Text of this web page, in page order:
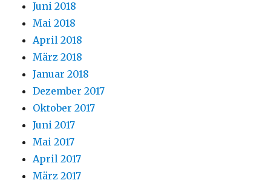
Juni 2018
Mai 2018
April 2018
März 2018
Januar 2018
Dezember 2017
Oktober 2017
Juni 2017
Mai 2017
April 2017
März 2017